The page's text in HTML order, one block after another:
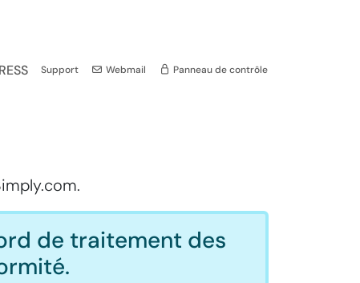
Support Webmail Panneau de contrôle
de traitement des